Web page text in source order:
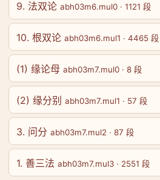
9. 法双论 abh03m6.mul0 · 1121 段
10. 根双论 abh03m6.mul1 · 4465 段
(1) 缘论母 abh03m7.mul0 · 8 段
(2) 缘分别 abh03m7.mul1 · 57 段
3. 问分 abh03m7.mul2 · 87 段
1. 善三法 abh03m7.mul3 · 2551 段